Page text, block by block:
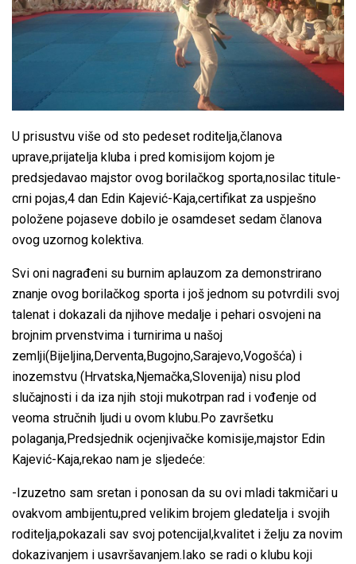
U prisustvu više od sto pedeset roditelja,članova
uprave,prijatelja kluba i pred komisijom kojom je
predsjedavao majstor ovog borilačkog sporta,nosilac titule-
crni pojas,4 dan Edin Kajević-Kaja,certifikat za uspješno
položene pojaseve dobilo je osamdeset sedam članova
ovog uzornog kolektiva.
Svi oni nagrađeni su burnim aplauzom za demonstrirano
znanje ovog borilačkog sporta i još jednom su potvrdili svoj
talenat i dokazali da njihove medalje i pehari osvojeni na
brojnim prvenstvima i turnirima u našoj
zemlji(Bijeljina,Derventa,Bugojno,Sarajevo,Vogošća) i
inozemstvu (Hrvatska,Njemačka,Slovenija) nisu plod
slučajnosti i da iza njih stoji mukotrpan rad i vođenje od
veoma stručnih ljudi u ovom klubu.Po završetku
polaganja,Predsjednik ocjenjivačke komisije,majstor Edin
Kajević-Kaja,rekao nam je sljedeće:
-Izuzetno sam sretan i ponosan da su ovi mladi takmičari u
ovakvom ambijentu,pred velikim brojem gledatelja i svojih
roditelja,pokazali sav svoj potencijal,kvalitet i želju za novim
dokazivanjem i usavršavanjem.Iako se radi o klubu koji